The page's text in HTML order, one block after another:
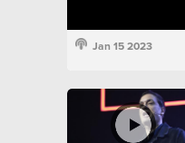
Jan 15 2023